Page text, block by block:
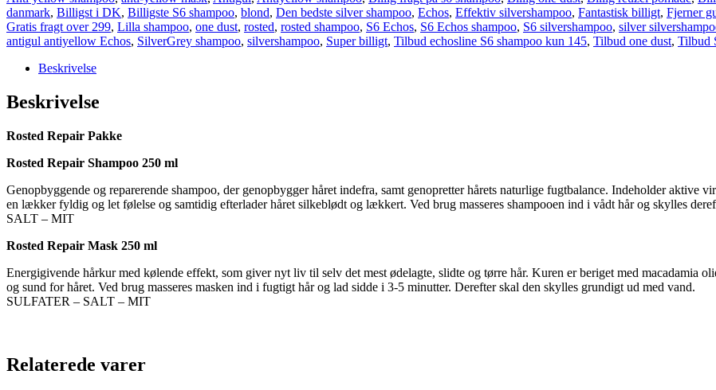
danmark, Billigst i DK, Billigste S6 shampoo, blond, Den bedste silver shampoo, Echos, Effektiv silvershampoo, Fantastisk billigt, Fjerner
Gratis fragt over 299, Lilla shampoo, one dust, rosted, rosted shampoo, S6 Echos, S6 Echos shampoo, S6 silvershampoo, silver
antigul antiyellow Echos, SilverGrey shampoo, silvershampoo, Super billigt, Tilbud echosline S6 shampoo kun 145, Tilbud one dust, Tilbud
Beskrivelse
Beskrivelse
Rosted Repair Pakke
Rosted Repair Shampoo 250 ml
Genopbyggende og reparerende shampoo, der genopbygger håret indefra, samt genopretter hårets naturlige fugtbalance. Indeholder aktive
en lækker fyldig og let følelse og samtidig efterlader håret silkeblødt og lækkert. Ved brug masseres shampooen ind i vådt
SALT – MIT
Rosted Repair Mask 250 ml
Energigivende hårkur med kølende effekt, som giver nyt liv til selv det mest ødelagte, slidte og tørre hår. Kuren er beriget med macadamia
og sund for håret. Ved brug masseres masken ind i fugtigt hår og lad sidde i 3-5 minutter. Derefter skal den
SULFATER – SALT – MIT
Relaterede varer